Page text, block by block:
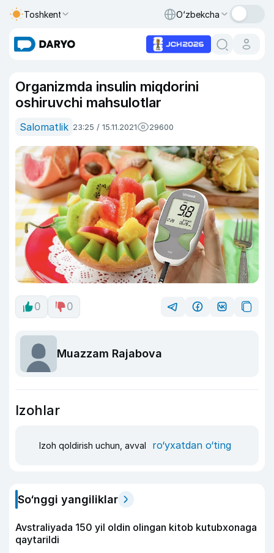
Toshkent O‘zbekcha
Organizmda insulin miqdorini
oshiruvchi mahsulotlar
Salomatlik 23:25 / 15.11.2021 29600
0 0
Muazzam Rajabova
Izohlar
Izoh qoldirish uchun, avval ro‘yxatdan o‘ting
So‘nggi yangiliklar
Avstraliyada 150 yil oldin olingan kitob kutubxonaga
qaytarildi